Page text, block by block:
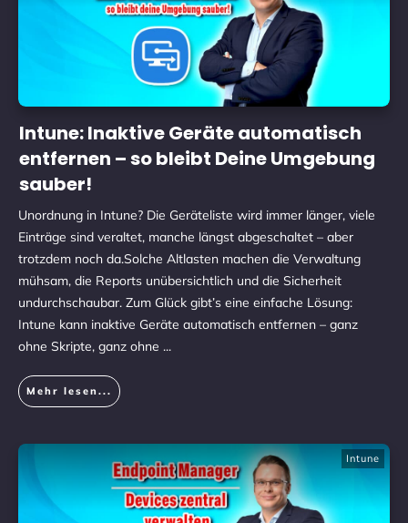
Intune: Inaktive Geräte automatisch
entfernen – so bleibt Deine Umgebung
sauber!
Unordnung in Intune? Die Geräteliste wird immer länger, viele
Einträge sind veraltet, manche längst abgeschaltet – aber
trotzdem noch da.Solche Altlasten machen die Verwaltung
mühsam, die Reports unübersichtlich und die Sicherheit
undurchschaubar. Zum Glück gibt’s eine einfache Lösung:
Intune kann inaktive Geräte automatisch entfernen – ganz
ohne Skripte, ganz ohne ...
Mehr lesen...
Intune